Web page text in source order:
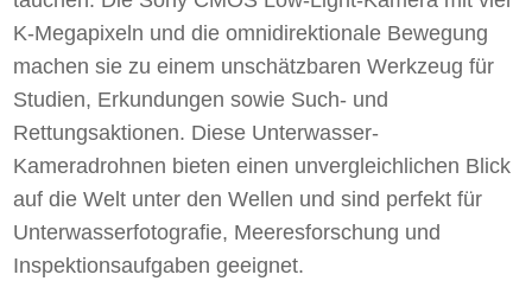
K-Megapixeln und die omnidirektionale Bewegung
machen sie zu einem unschätzbaren Werkzeug für
Studien, Erkundungen sowie Such- und
Rettungsaktionen. Diese Unterwasser-
Kameradrohnen bieten einen unvergleichlichen Blick
auf die Welt unter den Wellen und sind perfekt für
Unterwasserfotografie, Meeresforschung und
Inspektionsaufgaben geeignet.